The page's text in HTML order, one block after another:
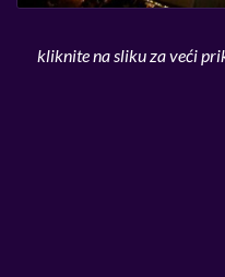
kliknite na sliku za veći